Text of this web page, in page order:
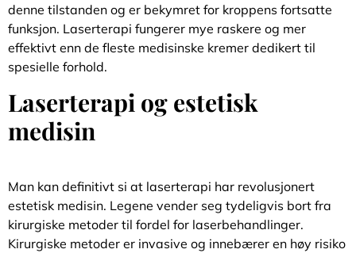
denne tilstanden og er bekymret for kroppens fortsatte
funksjon. Laserterapi fungerer mye raskere og mer
effektivt enn de fleste medisinske kremer dedikert til
spesielle forhold.
Laserterapi og estetisk
medisin
Man kan definitivt si at laserterapi har revolusjonert
estetisk medisin. Legene vender seg tydeligvis bort fra
kirurgiske metoder til fordel for laserbehandlinger.
Kirurgiske metoder er invasive og innebærer en høy risiko